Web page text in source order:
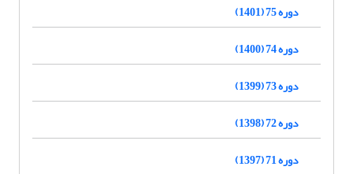
دوره 75 (1401)
دوره 74 (1400)
دوره 73 (1399)
دوره 72 (1398)
دوره 71 (1397)